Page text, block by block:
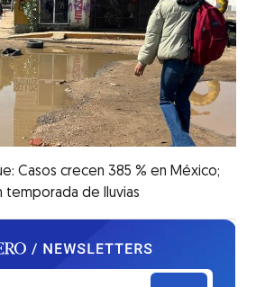
Casos crecen 385 % en México;
temporada de lluvias